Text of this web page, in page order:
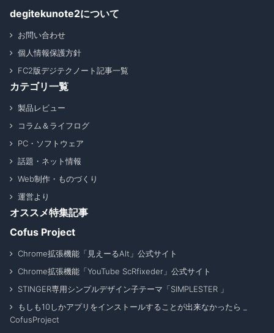
degitekunote2について
お問い合わせ
個人情報保護方針
FC2版デジテクノート記事一覧
カテゴリ一覧
製品レビュー
コラム＆ライフログ
PC・ソフトウェア
話題・ネット情報
Web制作・ものづくり
運営より
オススメ特集記事
Cofus Project
Chrome拡張機能「見えーるAlt」公式サイト
Chrome拡張機能「YouTube ScRfixeder」公式サイト
STINGER専用シンプルデザイン子テーマ「SIMPLESTER 」
もしも10しかアプリをインストールすることが出来なかったら _
CofusProject